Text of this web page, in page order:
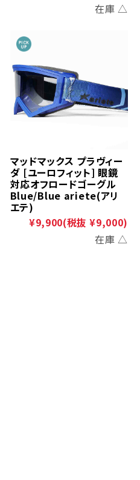
在庫 △
マッドマックス プラヴィー
ダ [ユーロフィット] 眼鏡
対応オフロードゴーグル
Blue/Blue ariete(アリ
エテ)
¥9,900(税抜 ¥9,000)
在庫 △